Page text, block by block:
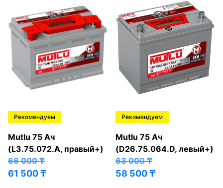
Рекомендуем
Mutlu 75 Ач
(L3.75.072.A, правый+)
66 000₸
61 500₸
Рекомендуем
Mutlu 75 Ач
(D26.75.064.D, левый+)
63 000₸
58 500₸